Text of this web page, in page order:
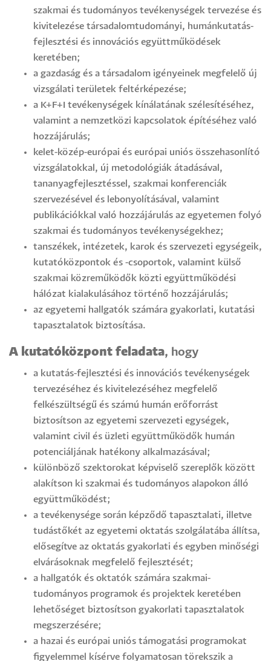
szakmai és tudományos tevékenységek tervezése és
kivitelezése társadalomtudományi, humánkutatás-
fejlesztési és innovációs együttműködések
keretében;
a gazdaság és a társadalom igényeinek megfelelő új
vizsgálati területek feltérképezése;
a K+F+I tevékenységek kínálatának szélesítéséhez,
valamint a nemzetközi kapcsolatok építéséhez való
hozzájárulás;
kelet-közép-európai és európai uniós összehasonlító
vizsgálatokkal, új metodológiák átadásával,
tananyagfejlesztéssel, szakmai konferenciák
szervezésével és lebonyolításával, valamint
publikációkkal való hozzájárulás az egyetemen folyó
szakmai és tudományos tevékenységekhez;
tanszékek, intézetek, karok és szervezeti egységeik,
kutatóközpontok és -csoportok, valamint külső
szakmai közreműködők közti együttműködési
hálózat kialakulásához történő hozzájárulás;
az egyetemi hallgatók számára gyakorlati, kutatási
tapasztalatok biztosítása.
A kutatóközpont feladata, hogy
a kutatás-fejlesztési és innovációs tevékenységek
tervezéséhez és kivitelezéséhez megfelelő
felkészültségű és számú humán erőforrást
biztosítson az egyetemi szervezeti egységek,
valamint civil és üzleti együttműködők humán
potenciáljának hatékony alkalmazásával;
különböző szektorokat képviselő szereplők között
alakítson ki szakmai és tudományos alapokon álló
együttműködést;
a tevékenysége során képződő tapasztalati, illetve
tudástőkét az egyetemi oktatás szolgálatába állítsa,
elősegítve az oktatás gyakorlati és egyben minőségi
elvárásoknak megfelelő fejlesztését;
a hallgatók és oktatók számára szakmai-
tudományos programok és projektek keretében
lehetőséget biztosítson gyakorlati tapasztalatok
megszerzésére;
a hazai és európai uniós támogatási programokat
figyelemmel kísérve folyamatosan törekszik a